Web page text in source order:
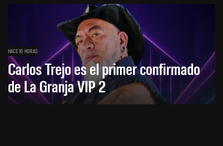
HACE 16 HORAS
Carlos Trejo es el primer confirmado
de La Granja VIP 2